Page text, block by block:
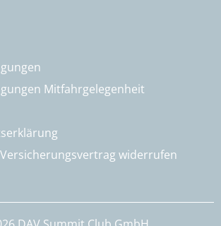
Mitfahrgelegenheit
widerrufen